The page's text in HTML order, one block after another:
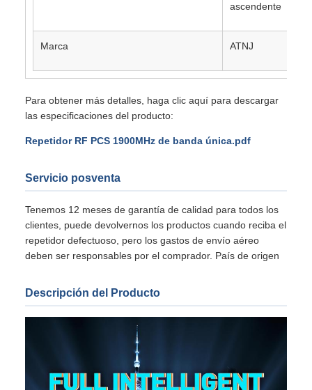
ascendente
Marca ATNJ
Para obtener más detalles, haga clic aquí para descargar
las especificaciones del producto:
Repetidor RF PCS 1900MHz de banda única.pdf
Servicio posventa
Tenemos 12 meses de garantía de calidad para todos los
clientes, puede devolvernos los productos cuando reciba el
repetidor defectuoso, pero los gastos de envío aéreo
deben ser responsables por el comprador. País de origen
Descripción del Producto